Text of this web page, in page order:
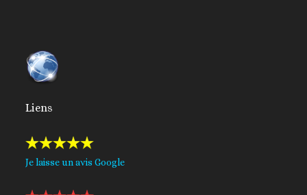
Liens
Je laisse un avis Google